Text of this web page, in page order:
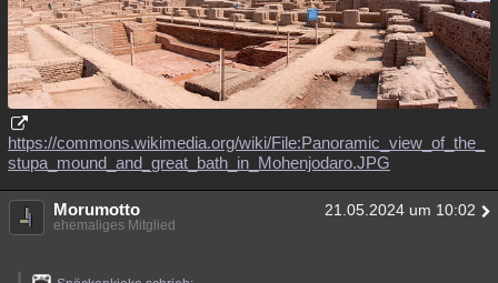
https://commons.wikimedia.org/wiki/File:Panoramic_view_of_the_
stupa_mound_and_great_bath_in_Mohenjodaro.JPG
Morumotto 21.05.2024 um 10:02
ehemaliges Mitglied